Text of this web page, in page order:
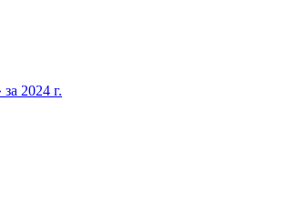
2024 г.